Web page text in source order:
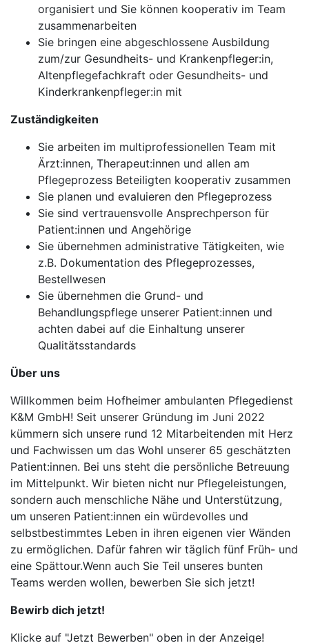
organisiert und Sie können kooperativ im Team
zusammenarbeiten
Sie bringen eine abgeschlossene Ausbildung
zum/zur Gesundheits- und Krankenpfleger:in,
Altenpflegefachkraft oder Gesundheits- und
Kinderkrankenpfleger:in mit
Zuständigkeiten
Sie arbeiten im multiprofessionellen Team mit
Ärzt:innen, Therapeut:innen und allen am
Pflegeprozess Beteiligten kooperativ zusammen
Sie planen und evaluieren den Pflegeprozess
Sie sind vertrauensvolle Ansprechperson für
Patient:innen und Angehörige
Sie übernehmen administrative Tätigkeiten, wie
z.B. Dokumentation des Pflegeprozesses,
Bestellwesen
Sie übernehmen die Grund- und
Behandlungspflege unserer Patient:innen und
achten dabei auf die Einhaltung unserer
Qualitätsstandards
Über uns
Willkommen beim Hofheimer ambulanten Pflegedienst
K&M GmbH! Seit unserer Gründung im Juni 2022
kümmern sich unsere rund 12 Mitarbeitenden mit Herz
und Fachwissen um das Wohl unserer 65 geschätzten
Patient:innen. Bei uns steht die persönliche Betreuung
im Mittelpunkt. Wir bieten nicht nur Pflegeleistungen,
sondern auch menschliche Nähe und Unterstützung,
um unseren Patient:innen ein würdevolles und
selbstbestimmtes Leben in ihren eigenen vier Wänden
zu ermöglichen. Dafür fahren wir täglich fünf Früh- und
eine Spättour.Wenn auch Sie Teil unseres bunten
Teams werden wollen, bewerben Sie sich jetzt!
Bewirb dich jetzt!
Klicke auf "Jetzt Bewerben" oben in der Anzeige!